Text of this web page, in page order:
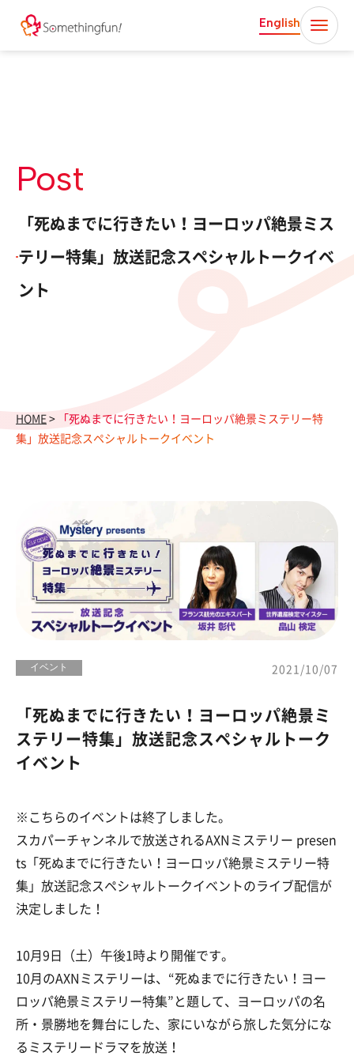
English
Post
「死ぬまでに行きたい！ヨーロッパ絶景ミス
テリー特集」放送記念スペシャルトークイベ
ント
HOME >
「死ぬまでに行きたい！ヨーロッパ絶景ミステリー特
集」放送記念スペシャルトークイベント
イベント 2021/10/07
「死ぬまでに行きたい！ヨーロッパ絶景ミ
ステリー特集」放送記念スペシャルトーク
イベント
※こちらのイベントは終了しました。
スカパーチャンネルで放送されるAXNミステリー presen
ts「死ぬまでに行きたい！ヨーロッパ絶景ミステリー特
集」放送記念スペシャルトークイベントのライブ配信が
決定しました！
10月9日（土）午後1時より開催です。
10月のAXNミステリーは、“死ぬまでに行きたい！ヨー
ロッパ絶景ミステリー特集”と題して、ヨーロッパの名
所・景勝地を舞台にした、家にいながら旅した気分にな
るミステリードラマを放送！